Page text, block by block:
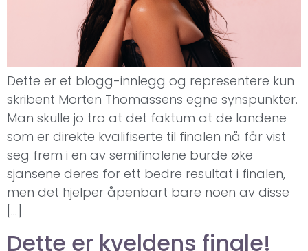
Dette er et blogg-innlegg og representere kun
skribent Morten Thomassens egne synspunkter.
Man skulle jo tro at det faktum at de landene
som er direkte kvalifiserte til finalen nå får vist
seg frem i en av semifinalene burde øke
sjansene deres for ett bedre resultat i finalen,
men det hjelper åpenbart bare noen av disse
[…]
Dette er kveldens finale!